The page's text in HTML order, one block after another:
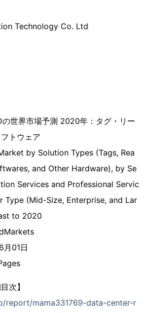
Technology Co. Ltd
の世界市場予測 2020年：タグ・リー
トウェア
by Solution Types (Tags, Rea
and Other Hardware), by Se
Services and Professional Servic
Type (Mid-Size, Enterprise, and Lar
to 2020
01日
次】
report/mama331769-data-center-r